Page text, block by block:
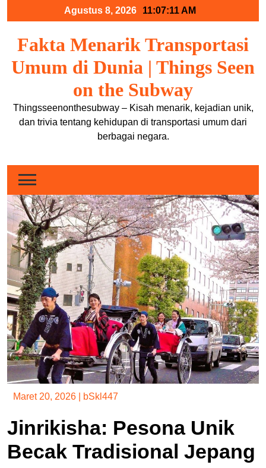
Agustus 8, 2026 11:07:11 AM
Fakta Menarik Transportasi
Umum di Dunia | Things Seen
on the Subway
Thingsseenonthesubway – Kisah menarik, kejadian unik,
dan trivia tentang kehidupan di transportasi umum dari
berbagai negara.
Maret 20, 2026 bSkl447
Jinrikisha: Pesona Unik
Becak Tradisional Jepang